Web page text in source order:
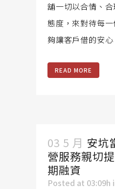
舖一切以合情、
態度，來對待每
夠讓客戶借的安
READ MORE
03 5 月 安坑
營服務親切
期融資
Posted at 03:09h